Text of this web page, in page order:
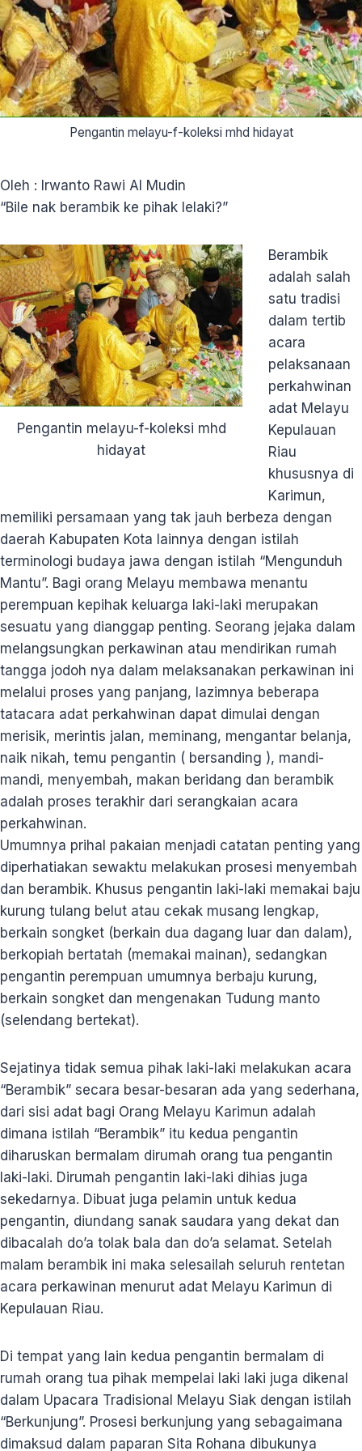
Pengantin melayu-f-koleksi mhd hidayat
Oleh : Irwanto Rawi Al Mudin
“Bile nak berambik ke pihak lelaki?”
Pengantin melayu-f-koleksi mhd
hidayat
Berambik
adalah salah
satu tradisi
dalam tertib
acara
pelaksanaan
perkahwinan
adat Melayu
Kepulauan
Riau
khususnya di
Karimun,
memiliki persamaan yang tak jauh berbeza dengan
daerah Kabupaten Kota lainnya dengan istilah
terminologi budaya jawa dengan istilah “Mengunduh
Mantu”. Bagi orang Melayu membawa menantu
perempuan kepihak keluarga laki-laki merupakan
sesuatu yang dianggap penting. Seorang jejaka dalam
melangsungkan perkawinan atau mendirikan rumah
tangga jodoh nya dalam melaksanakan perkawinan ini
melalui proses yang panjang, lazimnya beberapa
tatacara adat perkahwinan dapat dimulai dengan
merisik, merintis jalan, meminang, mengantar belanja,
naik nikah, temu pengantin ( bersanding ), mandi-
mandi, menyembah, makan beridang dan berambik
adalah proses terakhir dari serangkaian acara
perkahwinan.
Umumnya prihal pakaian menjadi catatan penting yang
diperhatiakan sewaktu melakukan prosesi menyembah
dan berambik. Khusus pengantin laki-laki memakai baju
kurung tulang belut atau cekak musang lengkap,
berkain songket (berkain dua dagang luar dan dalam),
berkopiah bertatah (memakai mainan), sedangkan
pengantin perempuan umumnya berbaju kurung,
berkain songket dan mengenakan Tudung manto
(selendang bertekat).
Sejatinya tidak semua pihak laki-laki melakukan acara
“Berambik” secara besar-besaran ada yang sederhana,
dari sisi adat bagi Orang Melayu Karimun adalah
dimana istilah “Berambik” itu kedua pengantin
diharuskan bermalam dirumah orang tua pengantin
laki-laki. Dirumah pengantin laki-laki dihias juga
sekedarnya. Dibuat juga pelamin untuk kedua
pengantin, diundang sanak saudara yang dekat dan
dibacalah do’a tolak bala dan do’a selamat. Setelah
malam berambik ini maka selesailah seluruh rentetan
acara perkawinan menurut adat Melayu Karimun di
Kepulauan Riau.
Di tempat yang lain kedua pengantin bermalam di
rumah orang tua pihak mempelai laki laki juga dikenal
dalam Upacara Tradisional Melayu Siak dengan istilah
“Berkunjung”. Prosesi berkunjung yang sebagaimana
dimaksud dalam paparan Sita Rohana dibukunya